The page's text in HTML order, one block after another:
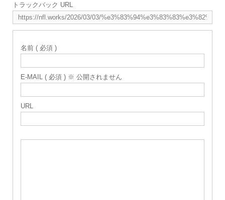
トラックバック URL
名前 ( 必須 )
E-MAIL ( 必須 ) ※ 公開されません
URL